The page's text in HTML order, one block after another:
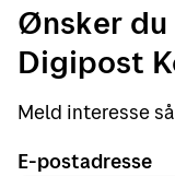
Ønsker du
Digipost
Meld interesse
E-postadresse